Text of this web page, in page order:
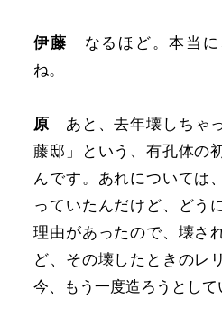
伊藤 なるほど。本当に
ね。
原 あと、去年壊しちゃ
藤邸」という、有孔体の
んです。あれについては
っていたんだけど、どう
理由があったので、壊さ
ど、その壊したときのレ
今、もう一度造ろうとして